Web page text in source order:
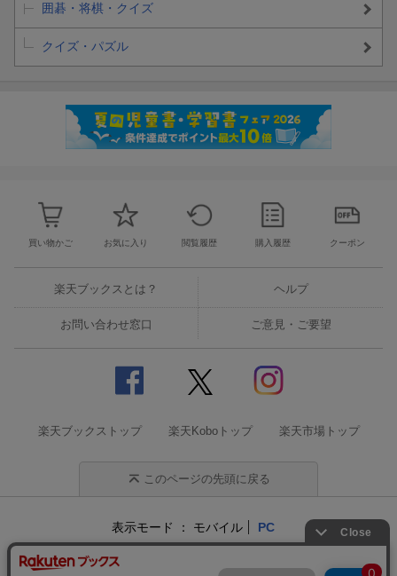
囲碁・将棋・クイズ
クイズ・パズル
買い物かご お気に入り 閲覧履歴 購入履歴 クーポン
楽天ブックスとは？ ヘルプ
お問い合わせ窓口 ご意見・ご要望
楽天ブックストップ 楽天Koboトップ 楽天市場トップ
このページの先頭に戻る
表示モード モバイル PC
企業情報 個人情報保護方針